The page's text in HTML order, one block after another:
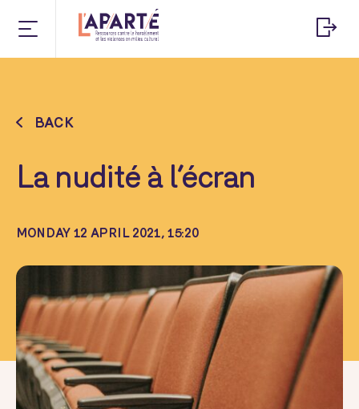
BACK
La nudité à l’écran
MONDAY 12 APRIL 2021, 15:20